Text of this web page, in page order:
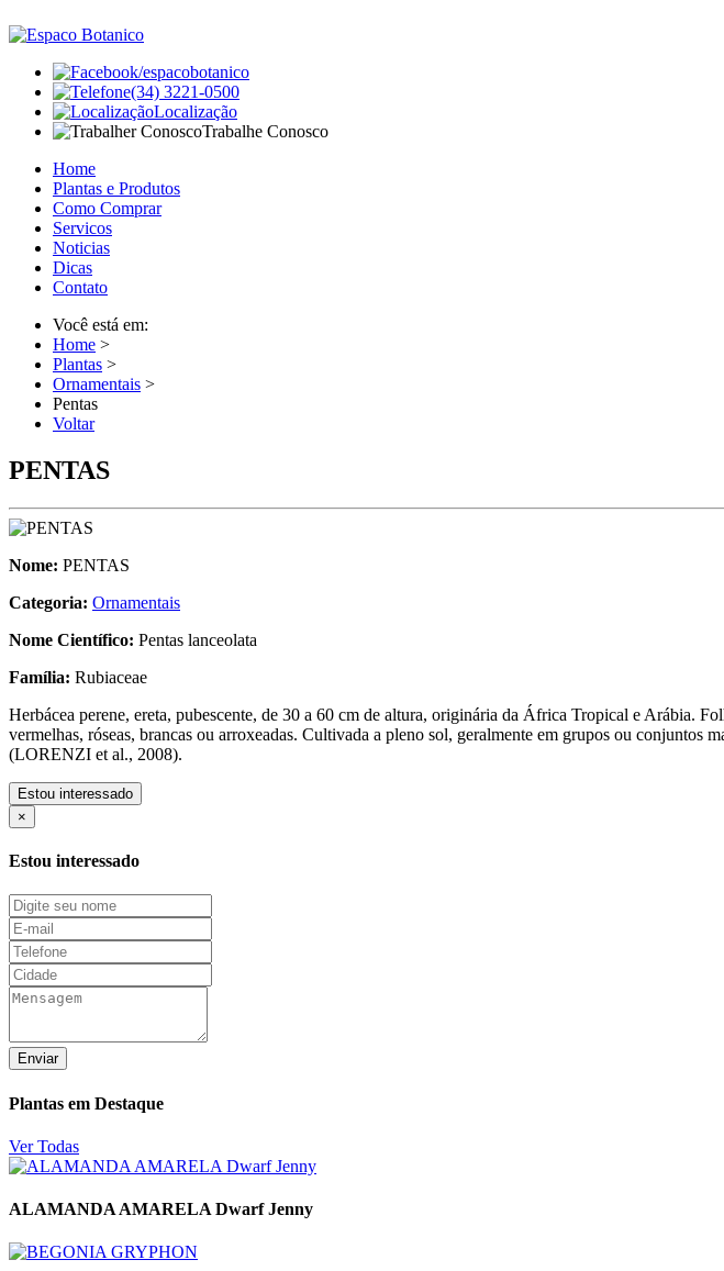
/espacobotanico
(34) 3221-0500
Localização
Trabalhe Conosco
Home
Plantas e Produtos
Como Comprar
Servicos
Noticias
Dicas
Contato
Você está em:
Home >
Plantas >
Ornamentais >
Pentas
Voltar
PENTAS
Nome: PENTAS
Categoria: Ornamentais
Nome Científico: Pentas lanceolata
Família: Rubiaceae
Herbácea perene, ereta, pubescente, de 30 a 60 cm de altura, originária da África Tropical e Arábia.
vermelhas, róseas, brancas ou arroxeadas. Cultivada a pleno sol, geralmente em grupos ou conjuntos
(LORENZI et al., 2008).
Estou interessado
×
Estou interessado
Enviar
Plantas em Destaque
Ver Todas
ALAMANDA AMARELA Dwarf Jenny